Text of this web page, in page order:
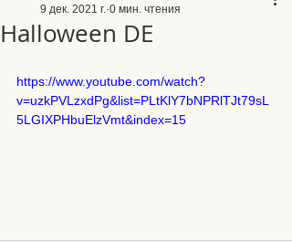
Halloween DE
9 дек. 2021 г. 0 мин. чтения
https://www.youtube.com/watch?
v=uzkPVLzxdPg&list=PLtKlY7bNPRlTJt79sL
5LGIXPHbuElzVmt&index=15